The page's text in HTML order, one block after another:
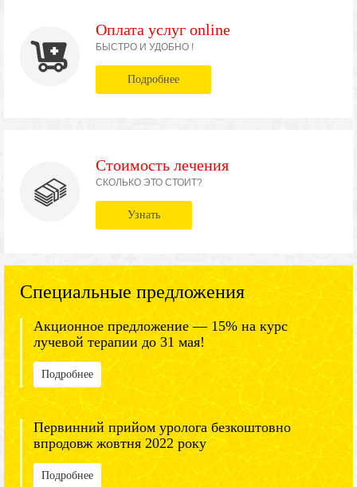
Оплата услуг online
БЫСТРО И УДОБНО !
Подробнее
Стоимость лечения
СКОЛЬКО ЭТО СТОИТ?
Узнать
Специальные предложения
Акционное предложение — 15% на курс
лучевой терапии до 31 мая!
Подробнее
Первинний прийом уролога безкоштовно
впродовж жовтня 2022 року
Подробнее